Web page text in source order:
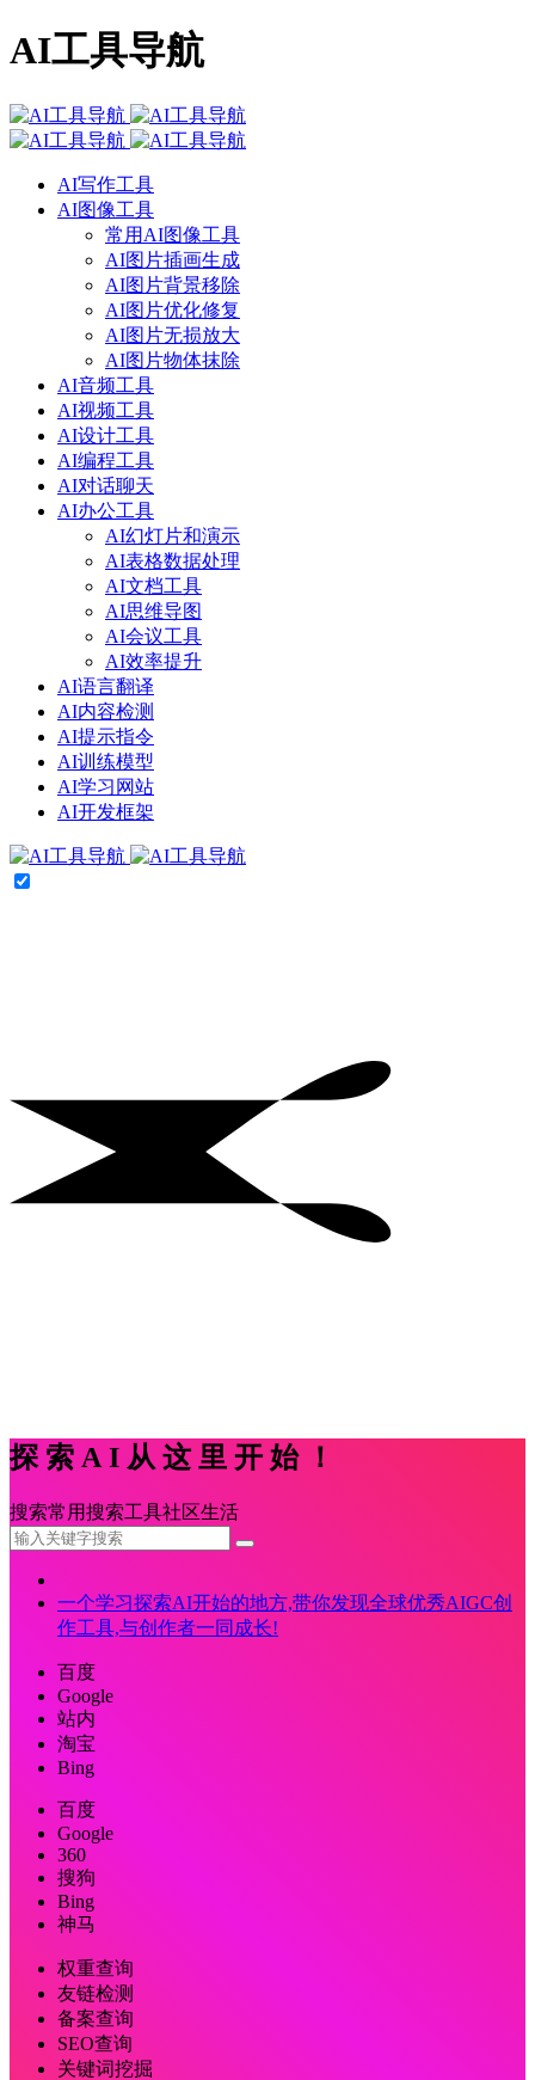
AI工具导航
AI写作工具
AI图像工具
常用AI图像工具
AI图片插画生成
AI图片背景移除
AI图片优化修复
AI图片无损放大
AI图片物体抹除
AI音频工具
AI视频工具
AI设计工具
AI编程工具
AI对话聊天
AI办公工具
AI幻灯片和演示
AI表格数据处理
AI文档工具
AI思维导图
AI会议工具
AI效率提升
AI语言翻译
AI内容检测
AI提示指令
AI训练模型
AI学习网站
AI开发框架
探索AI从这里开始！
搜索常用搜索工具社区生活
一个学习探索AI开始的地方,带你发现全球优秀AIGC创
作工具,与创作者一同成长!
百度
Google
站内
淘宝
Bing
百度
Google
360
搜狗
Bing
神马
权重查询
友链检测
备案查询
SEO查询
关键词挖掘